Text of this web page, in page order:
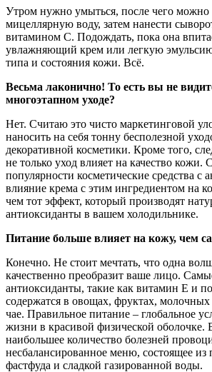
Утром нужно умыться, после чего можно
мицеллярную воду, затем нанести
витамином С. Подождать, пока она
увлажняющий крем или легкую
типа и состояния кожи. Всё.
Весьма лаконично! То есть вы не
многоэтапном уходе?
Нет. Считаю это чисто маркетинговой
наносить на себя тонну бесполезной
декоративной косметики. Кроме того,
не только уход влияет на качество кожи.
популярности косметические средства с
влияние крема с этим ингредиентом на
чем тот эффект, который производят
антиоксиданты в вашем холодильнике.
Питание больше влияет на кожу, чем
Конечно. Не стоит мечтать, что одна
качественно преобразит ваше лицо.
антиоксиданты, такие как витамин Е и
содержатся в овощах, фруктах, молочных
чае. Правильное питание – глобальное
жизни в красивой физической оболочке.
наибольшее количество болезней
несбалансированное меню, состоящее из
фастфуда и сладкой газированной воды.